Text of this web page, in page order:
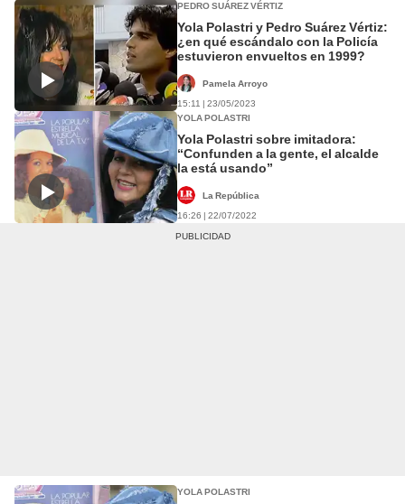
PEDRO SUÁREZ VÉRTIZ
Yola Polastri y Pedro Suárez Vértiz:
¿en qué escándalo con la Policía
estuvieron envueltos en 1999?
Pamela Arroyo
15:11 | 23/05/2023
YOLA POLASTRI
Yola Polastri sobre imitadora:
“Confunden a la gente, el alcalde
la está usando”
La República
16:26 | 22/07/2022
YOLA POLASTRI